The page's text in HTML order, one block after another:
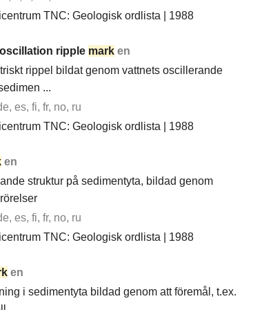
TNC: Geologisk ordlista | 1988
oscillation ripple mark en
rippel bildat genom vattnets oscillerande
...
es, fi, fr, no, ru
TNC: Geologisk ordlista | 1988
en
struktur på sedimentyta, bildad genom
es, fi, fr, no, ru
TNC: Geologisk ordlista | 1988
en
i sedimentyta bildad genom att föremål, t.ex.